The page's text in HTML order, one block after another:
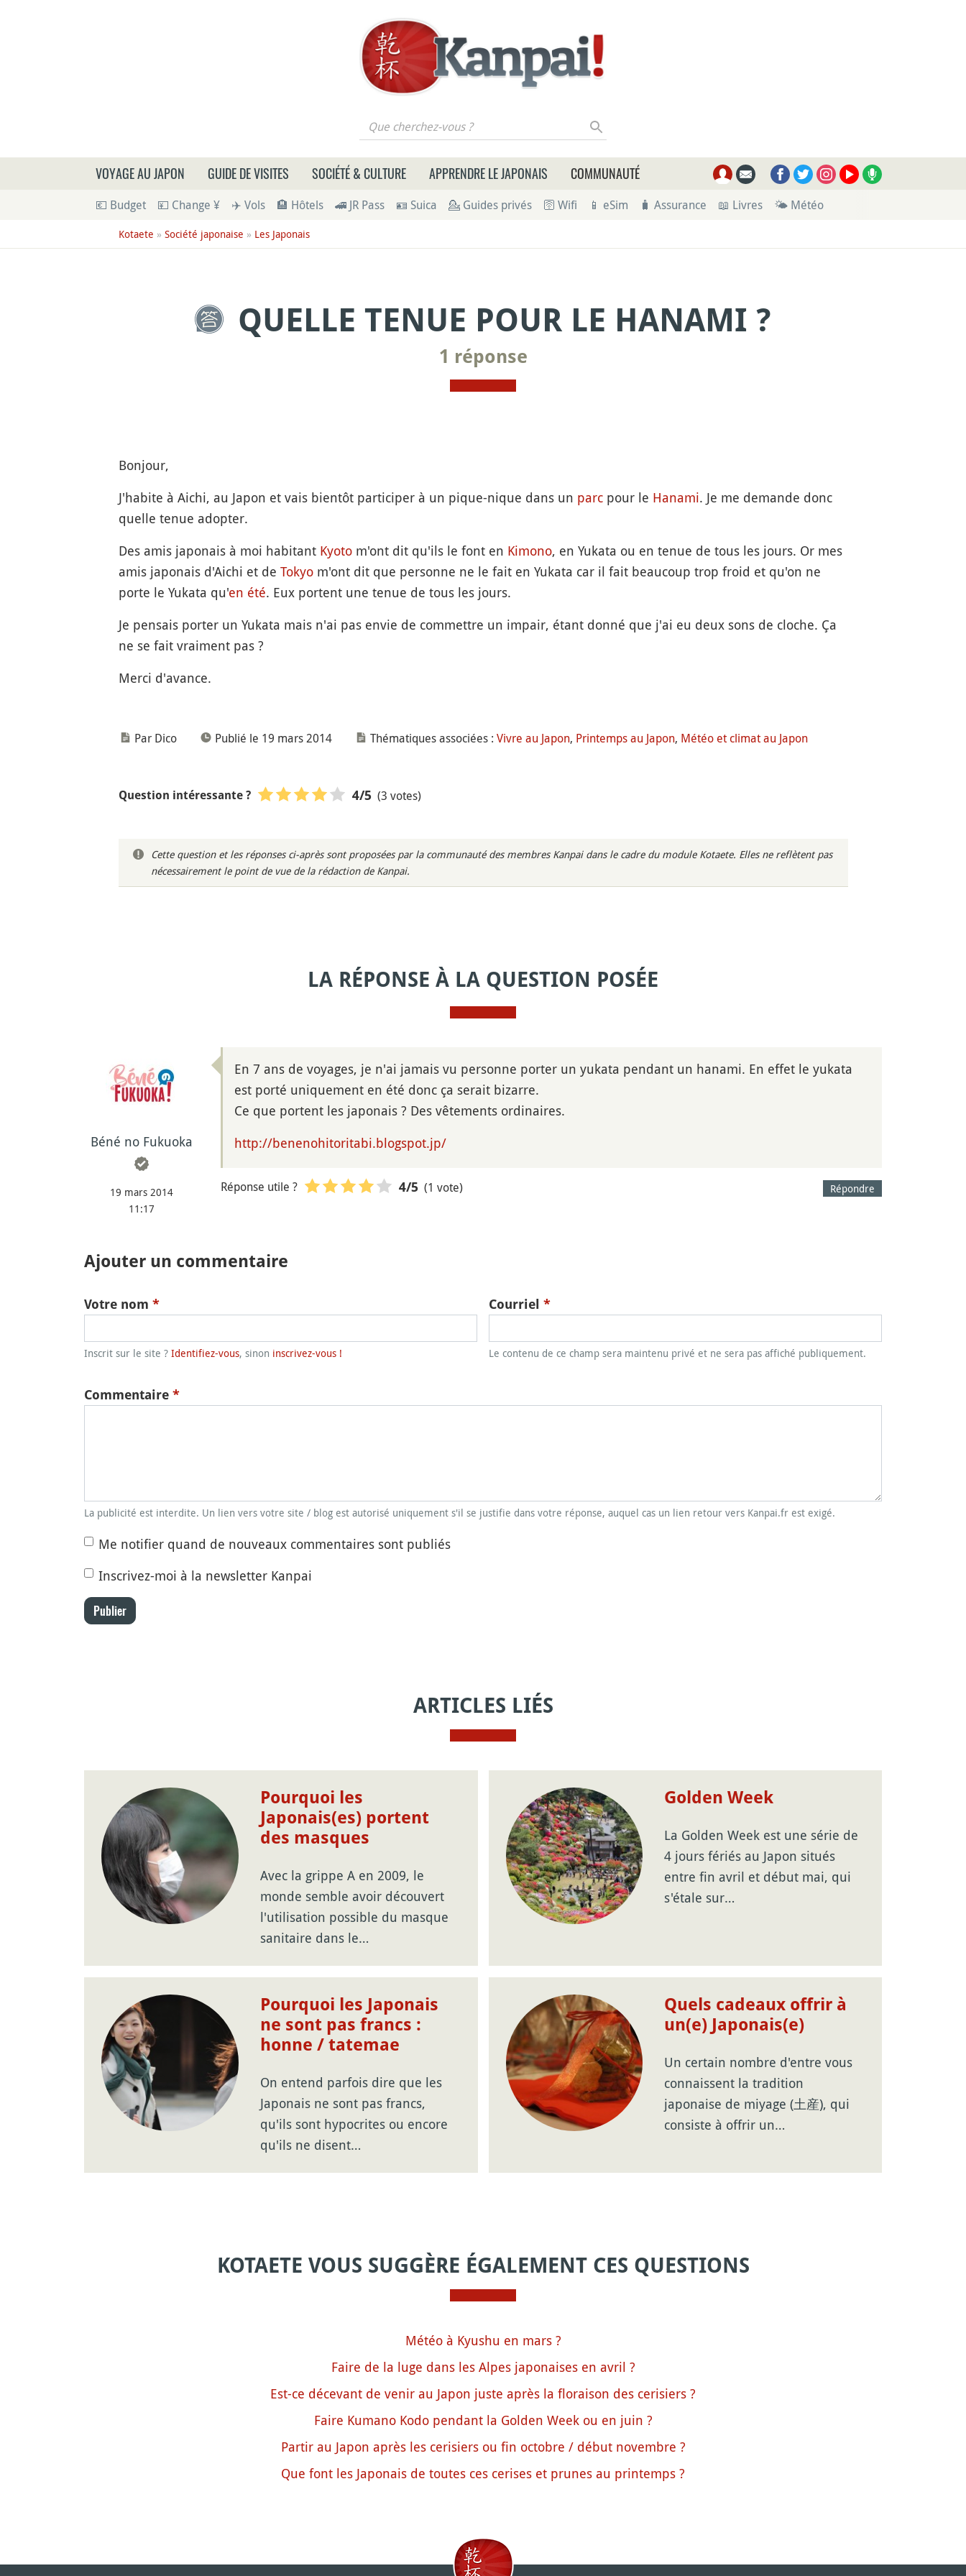
Que cherchez-vous ?
VOYAGE AU JAPON GUIDE DE VISITES SOCIÉTÉ & CULTURE APPRENDRE LE JAPONAIS COMMUNAUTÉ
💶 Budget 💴 Change ¥ ✈️ Vols 🏨 Hôtels 🚄 JR Pass 🪪 Suica 💁 Guides privés 🛜 Wifi 📱 eSim 🧳 Assurance 📖 Livres 🌤 Météo
Kotaete » Société japonaise » Les Japonais
QUELLE TENUE POUR LE HANAMI ?
1 réponse
Bonjour,
J'habite à Aichi, au Japon et vais bientôt participer à un pique-nique dans un parcpour le Hanami. Je me demande donc
quelle tenue adopter.
Des amis japonais à moi habitant Kyotom'ont dit qu'ils le font en Kimono, en Yukata ou en tenue de tous les jours. Or mes
amis japonais d'Aichi et de Tokyom'ont dit que personne ne le fait en Yukata car il fait beaucoup trop froid et qu'on ne
porte le Yukata qu'en été. Eux portent une tenue de tous les jours.
Je pensais porter un Yukata mais n'ai pas envie de commettre un impair, étant donné que j'ai eu deux sons de cloche. Ça
ne se fait vraiment pas ?
Merci d'avance.
Par Dico Publié le 19 mars 2014 Thématiques associées : Vivre au Japon, Printemps au Japon, Météo et climat au Japon
Question intéressante ? 4/5 (3 votes)
Cette question et les réponses ci-après sont proposées par la communauté des membres Kanpai dans le cadre du module Kotaete. Elles ne reflètent pas
nécessairement le point de vue de la rédaction de Kanpai.
LA RÉPONSE À LA QUESTION POSÉE
Béné no Fukuoka
19 mars 2014
11:17
En 7 ans de voyages, je n'ai jamais vu personne porter un yukata pendant un hanami. En effet le yukata
est porté uniquement en été donc ça serait bizarre.
Ce que portent les japonais ? Des vêtements ordinaires.
http://benenohitoritabi.blogspot.jp/
Répondre
Réponse utile ? 4/5 (1 vote)
Ajouter un commentaire
Votre nom *
Inscrit sur le site ? Identifiez-vous, sinon inscrivez-vous !
Courriel *
Le contenu de ce champ sera maintenu privé et ne sera pas affiché publiquement.
Commentaire *
La publicité est interdite. Un lien vers votre site / blog est autorisé uniquement s'il se justifie dans votre réponse, auquel cas un lien retour vers Kanpai.fr est exigé.
Me notifier quand de nouveaux commentaires sont publiés
Inscrivez-moi à la newsletter Kanpai
Publier
ARTICLES LIÉS
Pourquoi les
Japonais(es) portent
des masques
Avec la grippe A en 2009, le
monde semble avoir découvert
l'utilisation possible du masque
sanitaire dans le…
Golden Week
La Golden Week est une série de
4 jours fériés au Japon situés
entre fin avril et début mai, qui
s'étale sur…
Pourquoi les Japonais
ne sont pas francs :
honne / tatemae
On entend parfois dire que les
Japonais ne sont pas francs,
qu'ils sont hypocrites ou encore
qu'ils ne disent…
Quels cadeaux offrir à
un(e) Japonais(e)
Un certain nombre d'entre vous
connaissent la tradition
japonaise de miyage (土産), qui
consiste à offrir un…
KOTAETE VOUS SUGGÈRE ÉGALEMENT CES QUESTIONS
Météo à Kyushu en mars ?
Faire de la luge dans les Alpes japonaises en avril ?
Est-ce décevant de venir au Japon juste après la floraison des cerisiers ?
Faire Kumano Kodo pendant la Golden Week ou en juin ?
Partir au Japon après les cerisiers ou fin octobre / début novembre ?
Que font les Japonais de toutes ces cerises et prunes au printemps ?